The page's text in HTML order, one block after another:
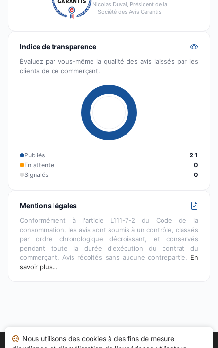
Nicolas Duval, Président de la
Société des Avis Garantis
Indice de transparence
Évaluez par vous-même la qualité des avis laissés par les
clients de ce commerçant.
Publiés
21
En attente
0
Signalés
0
Mentions légales
Conformément à l'article L111-7-2 du Code de la
consommation, les avis sont soumis à un contrôle, classés
par ordre chronologique décroissant, et conservés
pendant toute la durée d'exécution du contrat du
commerçant. Avis récoltés sans aucune contrepartie. En
savoir plus…
Nous utilisons des cookies à des fins de mesure